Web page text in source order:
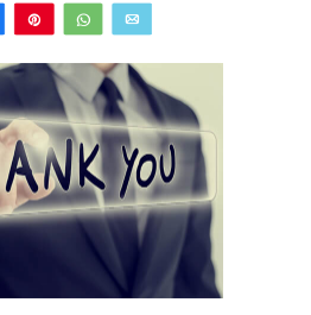
Partagez Épingle WhatsApp